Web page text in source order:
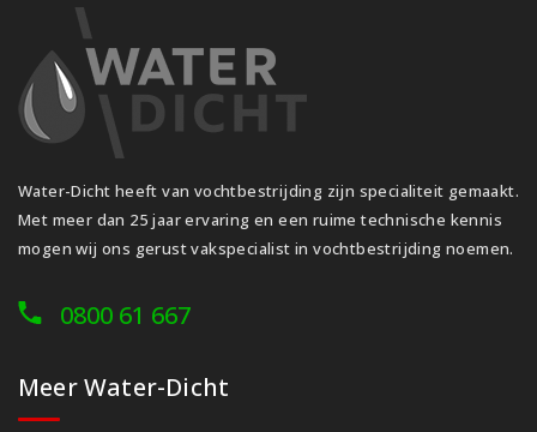
Water-Dicht heeft van vochtbestrijding zijn specialiteit gemaakt.
Met meer dan 25 jaar ervaring en een ruime technische kennis
mogen wij ons gerust vakspecialist in vochtbestrijding noemen.
0800 61 667
Meer Water-Dicht